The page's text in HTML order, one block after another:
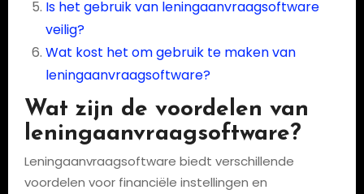
Is het gebruik van leningaanvraagsoftware
veilig?
Wat kost het om gebruik te maken van
leningaanvraagsoftware?
Wat zijn de voordelen van
leningaanvraagsoftware?
Leningaanvraagsoftware biedt verschillende
voordelen voor financiële instellingen en